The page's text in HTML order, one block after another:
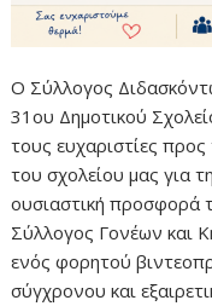
Ο Σύλλογος
31ου Δημοτικού
τους ευχαριστίες
του σχολείου μας για
ουσιαστική προσφορά
Σύλλογος Γονέων και
ενός φορητού
σύγχρονου και